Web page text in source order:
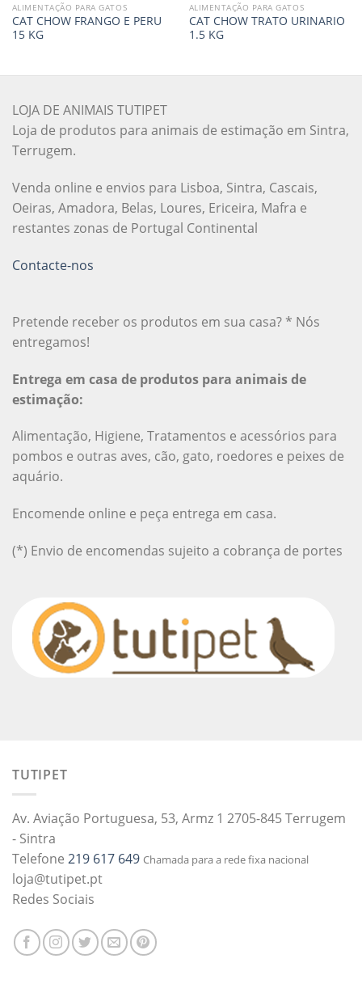
ALIMENTAÇÃO PARA GATOS
CAT CHOW FRANGO E PERU
15 KG
ALIMENTAÇÃO PARA GATOS
CAT CHOW TRATO URINARIO
1.5 KG
LOJA DE ANIMAIS TUTIPET
Loja de produtos para animais de estimação em Sintra,
Terrugem.
Venda online e envios para Lisboa, Sintra, Cascais,
Oeiras, Amadora, Belas, Loures, Ericeira, Mafra e
restantes zonas de Portugal Continental
Contacte-nos
Pretende receber os produtos em sua casa? * Nós
entregamos!
Entrega em casa de produtos para animais de
estimação:
Alimentação, Higiene, Tratamentos e acessórios para
pombos e outras aves, cão, gato, roedores e peixes de
aquário.
Encomende online e peça entrega em casa.
(*) Envio de encomendas sujeito a cobrança de portes
TUTIPET
Av. Aviação Portuguesa, 53, Armz 1 2705-845 Terrugem
- Sintra
Telefone 219 617 649 Chamada para a rede fixa nacional
loja@tutipet.pt
Redes Sociais